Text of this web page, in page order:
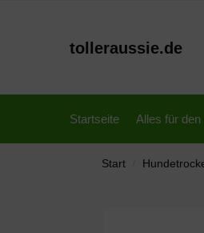
tolleraussie.de
Startseite Alles für den
Start